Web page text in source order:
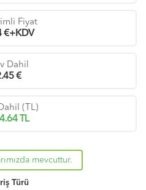
Fiyat
€+KDV
Dahil
€
(TL)
TL
mevcuttur.
Türü